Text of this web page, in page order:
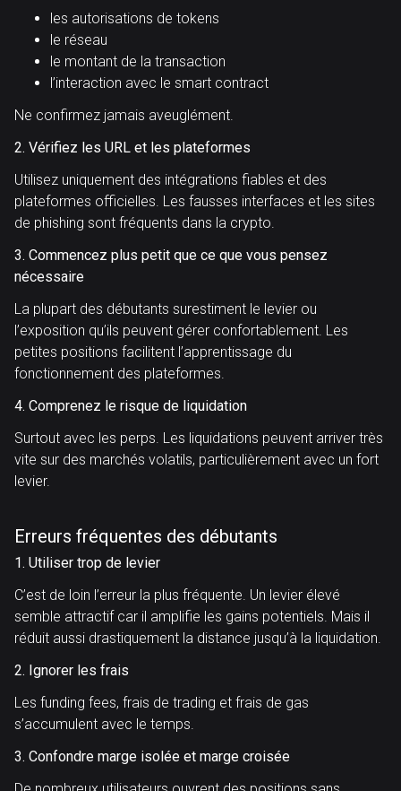
les autorisations de tokens
le réseau
le montant de la transaction
l’interaction avec le smart contract
Ne confirmez jamais aveuglément.
2. Vérifiez les URL et les plateformes
Utilisez uniquement des intégrations fiables et des
plateformes officielles. Les fausses interfaces et les sites
de phishing sont fréquents dans la crypto.
3. Commencez plus petit que ce que vous pensez
nécessaire
La plupart des débutants surestiment le levier ou
l’exposition qu’ils peuvent gérer confortablement. Les
petites positions facilitent l’apprentissage du
fonctionnement des plateformes.
4. Comprenez le risque de liquidation
Surtout avec les perps. Les liquidations peuvent arriver très
vite sur des marchés volatils, particulièrement avec un fort
levier.
Erreurs fréquentes des débutants
1. Utiliser trop de levier
C’est de loin l’erreur la plus fréquente. Un levier élevé
semble attractif car il amplifie les gains potentiels. Mais il
réduit aussi drastiquement la distance jusqu’à la liquidation.
2. Ignorer les frais
Les funding fees, frais de trading et frais de gas
s’accumulent avec le temps.
3. Confondre marge isolée et marge croisée